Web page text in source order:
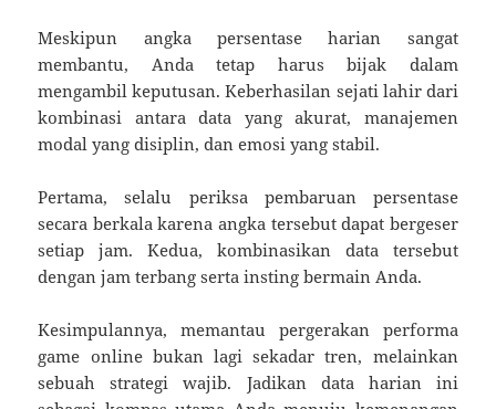
Meskipun angka persentase harian sangat
membantu, Anda tetap harus bijak dalam
mengambil keputusan. Keberhasilan sejati lahir dari
kombinasi antara data yang akurat, manajemen
modal yang disiplin, dan emosi yang stabil.
Pertama, selalu periksa pembaruan persentase
secara berkala karena angka tersebut dapat bergeser
setiap jam. Kedua, kombinasikan data tersebut
dengan jam terbang serta insting bermain Anda.
Kesimpulannya, memantau pergerakan performa
game online bukan lagi sekadar tren, melainkan
sebuah strategi wajib. Jadikan data harian ini